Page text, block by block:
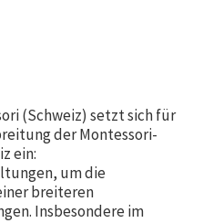
(Schweiz) setzt sich für
der Montessori-
ein:
um die
breiteren
Insbesondere im